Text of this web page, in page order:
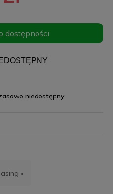
dostępności
niedostępny
»